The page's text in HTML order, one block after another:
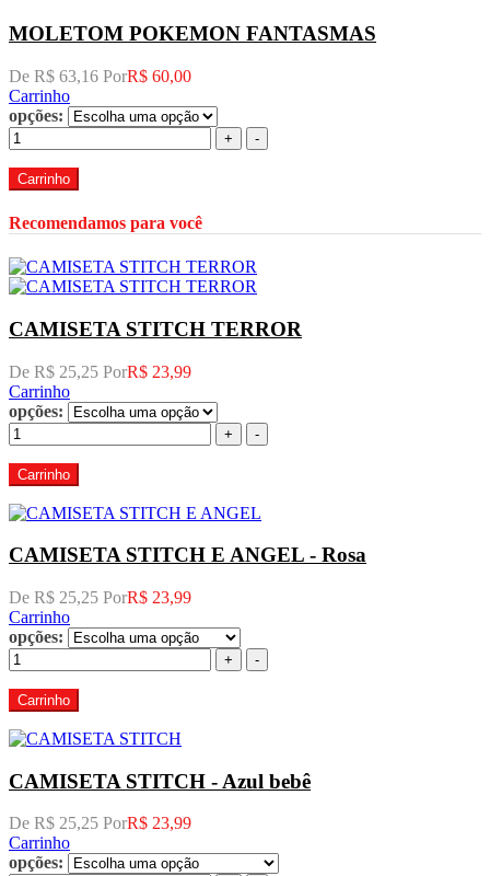
MOLETOM POKEMON FANTASMAS
De R$ 63,16 PorR$ 60,00
Carrinho
opções:
+ -
Carrinho
Recomendamos para você
CAMISETA STITCH TERROR
De R$ 25,25 PorR$ 23,99
Carrinho
opções:
+ -
Carrinho
CAMISETA STITCH E ANGEL - Rosa
De R$ 25,25 PorR$ 23,99
Carrinho
opções:
+ -
Carrinho
CAMISETA STITCH - Azul bebê
De R$ 25,25 PorR$ 23,99
Carrinho
opções: